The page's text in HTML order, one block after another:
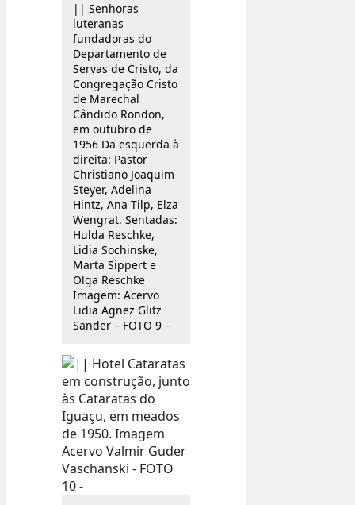
|| Senhoras
luteranas
fundadoras do
Departamento de
Servas de Cristo, da
Congregação Cristo
de Marechal
Cândido Rondon,
em outubro de
1956 Da esquerda à
direita: Pastor
Christiano Joaquim
Steyer, Adelina
Hintz, Ana Tilp, Elza
Wengrat. Sentadas:
Hulda Reschke,
Lidia Sochinske,
Marta Sippert e
Olga Reschke
Imagem: Acervo
Lidia Agnez Glitz
Sander – FOTO 9 –